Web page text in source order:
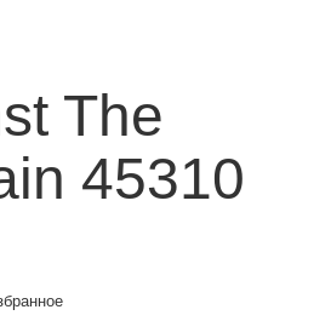
НАТУРАЛЬНАЯ ТРАВА
The
45310